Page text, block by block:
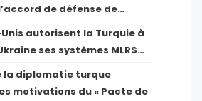
de défense de…
autorisent la Turquie à
ses systèmes MLRS…
la diplomatie turque
motivations du « Pacte de